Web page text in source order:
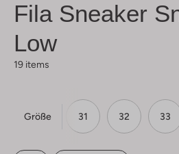
FilaSneaker
Low
19 items
Größe
30 31 32 33